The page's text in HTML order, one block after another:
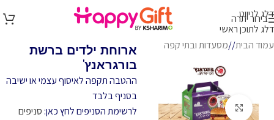
דלג לניווט
דלג לתוכן ראשי
בירור יתרה
עמוד הבית/ מסעדות ובתי קפה
לחץ להגדלה
ארוחת ילדים ברשת
בורגראנץ'
ההטבה תקפה לאיסוף עצמי או ישיבה
בסניף בלבד
לרשימת הסניפים לחץ כאן: סניפים